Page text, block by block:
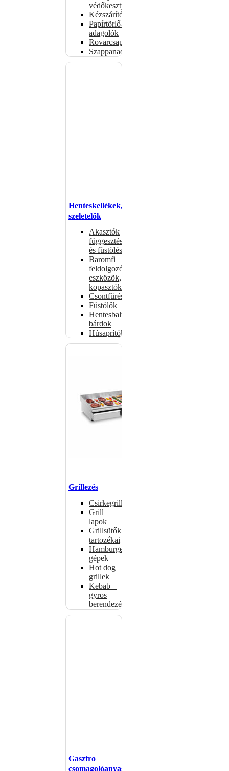
védőkesztyűk
Kézszárítók
Papírtörlő-
adagolók
Rovarcsapdák
Szappanadagolók
Henteskellékek,
szeletelők
Akasztók
függesztéshez
és füstöléshez
Baromfi
feldolgozó
eszközök,
kopasztók
Csontfűrészek
Füstölők
Hentesbalták,
bárdok
Húsaprítók
Grillezés
Csirkegrillek
Grill
lapok
Grillsütők
tartozékai
Hamburgerformázó
gépek
Hot dog
grillek
Kebab –
gyros
berendezés
Gasztro
csomagolóanyagok